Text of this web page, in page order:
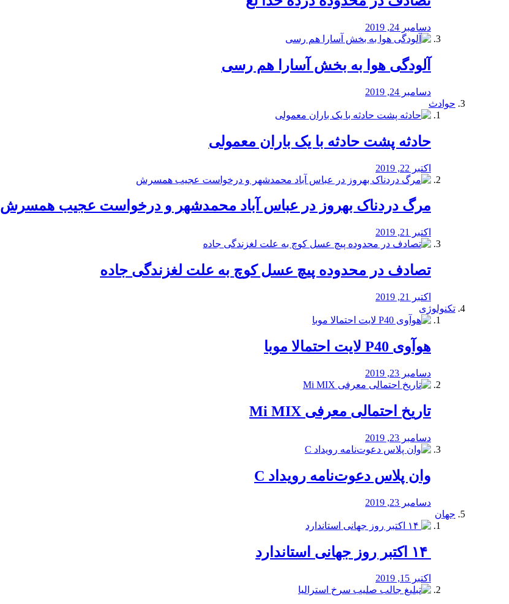
دسامبر 24, 2019
آلودگی هوا به بخش آسارا هم رسی
دسامبر 24, 2019
حوادث
️حادثه پشت حادثه با یک باران معمولی
اکتبر 22, 2019
مرگ دردناک بهروز در عباس آباد محمدشهر و درخواست عجیب همسرش
اکتبر 21, 2019
تصادف در محدوده پیچ عسل کوچ به علت لغزندگی جاده
اکتبر 21, 2019
تکنولوژی
هوآوی P40 لایت احتمالا موبا
دسامبر 23, 2019
تاریخ احتمالی معرفی Mi MIX
دسامبر 23, 2019
وان پلاس دعوت‌نامه رویداد C
دسامبر 23, 2019
جهان
اکتبر 15, 2019